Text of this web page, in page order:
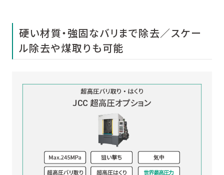
硬い材質・強固なバリまで除去／スケー
ル除去や煤取りも可能